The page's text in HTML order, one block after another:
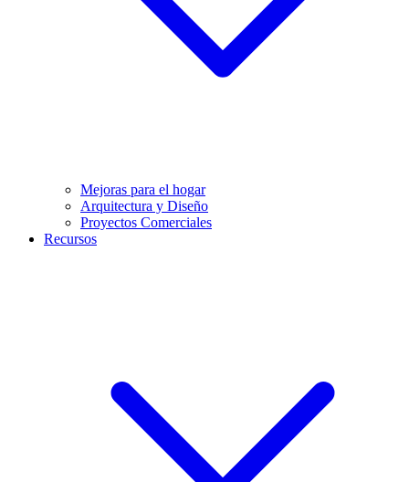
Mejoras para el hogar
Arquitectura y Diseño
Proyectos Comerciales
Recursos